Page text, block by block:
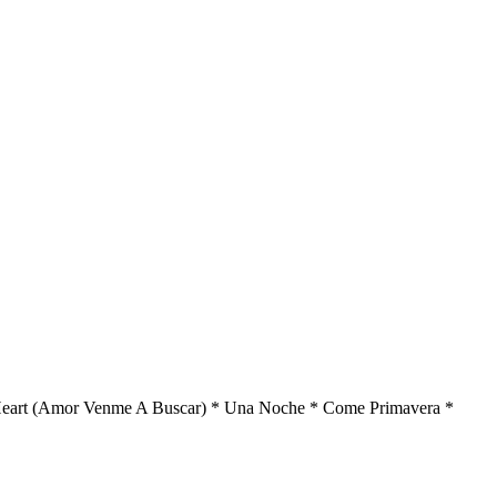
(Amor Venme A Buscar) * Una Noche * Come Primavera *